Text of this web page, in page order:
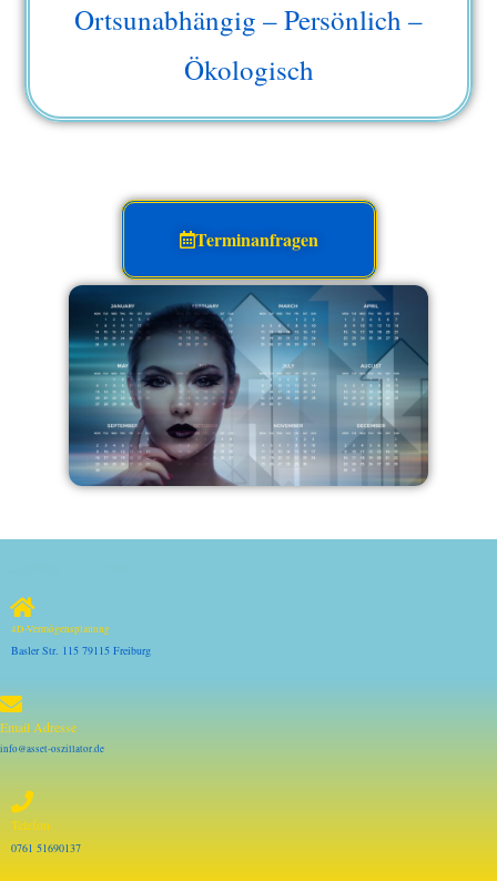
Ortsunabhängig – Persönlich –
Ökologisch
Terminanfragen
4D-Vermögensplanung
Basler Str. 115 79115 Freiburg
Email Adresse
info@asset-oszillator.de
Telefon
0761 51690137